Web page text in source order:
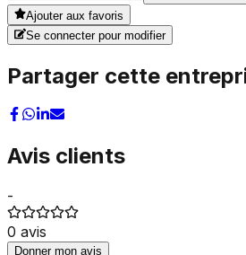
Ajouter aux favoris
Se connecter pour modifier
Partager cette
Avis clients
-
0 avis
Donner mon avis